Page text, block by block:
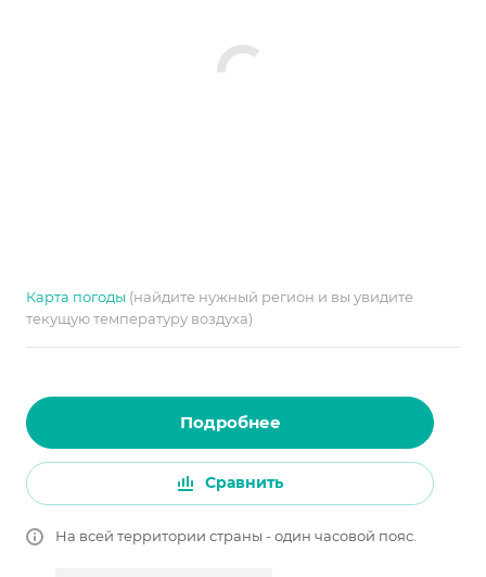
Карта погоды (найдите нужный регион и вы увидите
текущую температуру воздуха)
Подробнее
Сравнить
На всей территории страны - один часовой пояс.